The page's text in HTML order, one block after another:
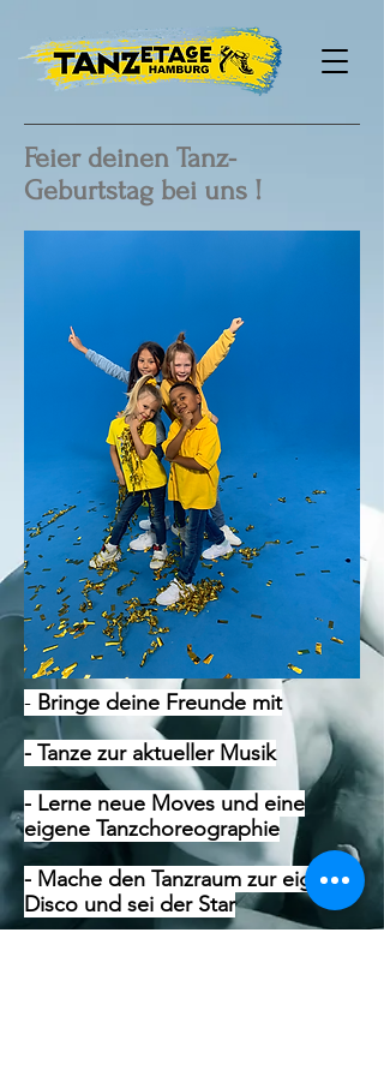
Feier deinen Tanz-
Geburtstag bei uns !
- Bringe deine Freunde mit
- Tanze zur aktueller Musik
- Lerne neue Moves und eine
eigene Tanzchoreographie
- Mache den Tanzraum zur eigenen
Disco und sei der Star